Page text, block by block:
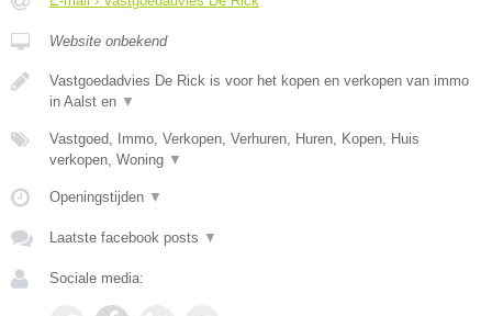
Website onbekend
Vastgoedadvies De Rick is voor het kopen en verkopen van immo
in Aalst en ▼
Vastgoed, Immo, Verkopen, Verhuren, Huren, Kopen, Huis
verkopen, Woning ▼
Openingstijden ▼
Laatste facebook posts ▼
Sociale media: